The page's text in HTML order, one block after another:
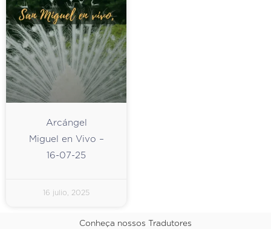
Arcángel
Miguel en Vivo –
16-07-25
16 julio, 2025
Conheça nossos Tradutores